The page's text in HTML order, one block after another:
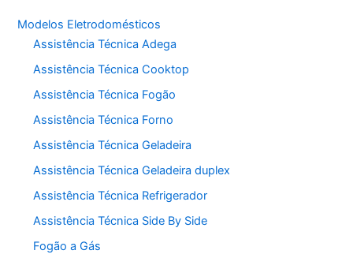
Modelos Eletrodomésticos
Assistência Técnica Adega
Assistência Técnica Cooktop
Assistência Técnica Fogão
Assistência Técnica Forno
Assistência Técnica Geladeira
Assistência Técnica Geladeira duplex
Assistência Técnica Refrigerador
Assistência Técnica Side By Side
Fogão a Gás